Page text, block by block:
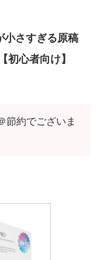
小さすぎる原稿
心者向け】
節約でございま